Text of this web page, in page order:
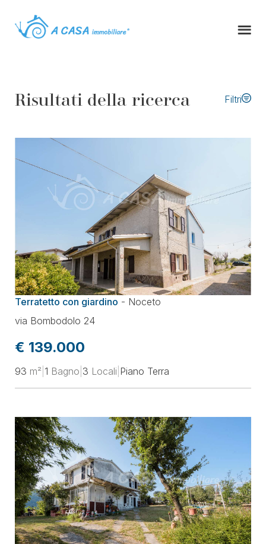
Risultati della ricerca Filtri
Tipo di contratto
Casa indipendente
Prezzo
Superficie
Locali
Classe energetica
Ordina per
Aggiorna la selezione
Terratetto con giardino - Noceto
via Bombodolo 24
€ 139.000
93 m² 1 Bagno 3 Locali Piano Terra